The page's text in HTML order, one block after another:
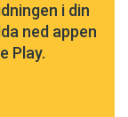
i din
ned appen
Play.